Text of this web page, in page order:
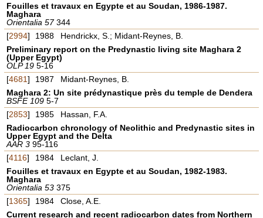
Fouilles et travaux en Egypte et au Soudan, 1986-1987.
Maghara
Orientalia 57344
[2994] 1988
Hendrickx, S.; Midant-Reynes, B.
Preliminary report on the Predynastic living site Maghara 2
(Upper Egypt)
OLP 19 5-16
[4681] 1987
Midant-Reynes, B.
Maghara 2: Un site prédynastique près du temple de Dendera
BSFE 109 5-7
[2853] 1985
Hassan, F.A.
Radiocarbon chronology of Neolithic and Predynastic sites in
Upper Egypt and the Delta
AAR 3 95-116
[4116] 1984
Leclant, J.
Fouilles et travaux en Egypte et au Soudan, 1982-1983.
Maghara
Orientalia 53 375
[1365] 1984
Close, A.E.
Current research and recent radiocarbon dates from Northern